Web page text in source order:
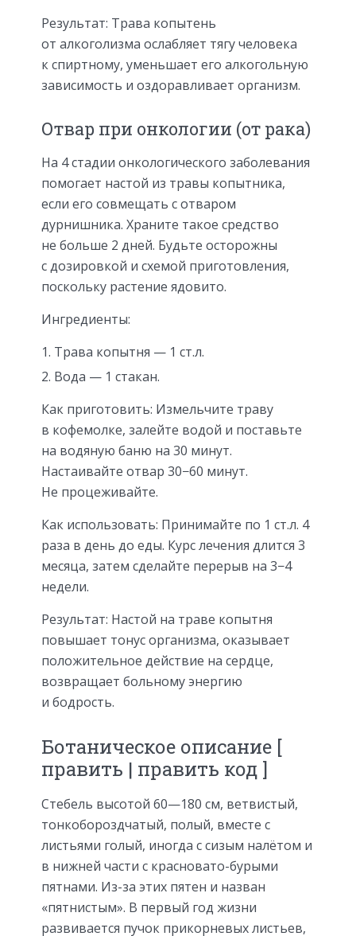
Результат: Трава копытень
от алкоголизма ослабляет тягу человека
к спиртному, уменьшает его алкогольную
зависимость и оздоравливает организм.
Отвар при онкологии (от рака)
На 4 стадии онкологического заболевания
помогает настой из травы копытника,
если его совмещать с отваром
дурнишника. Храните такое средство
не больше 2 дней. Будьте осторожны
с дозировкой и схемой приготовления,
поскольку растение ядовито.
Ингредиенты:
Трава копытня — 1 ст.л.
Вода — 1 стакан.
Как приготовить: Измельчите траву
в кофемолке, залейте водой и поставьте
на водяную баню на 30 минут.
Настаивайте отвар 30−60 минут.
Не процеживайте.
Как использовать: Принимайте по 1 ст.л. 4
раза в день до еды. Курс лечения длится 3
месяца, затем сделайте перерыв на 3−4
недели.
Результат: Настой на траве копытня
повышает тонус организма, оказывает
положительное действие на сердце,
возвращает больному энергию
и бодрость.
Ботаническое описание [
править | править код ]
Стебель высотой 60—180 см, ветвистый,
тонкобороздчатый, полый, вместе с
листьями голый, иногда с сизым налётом и
в нижней части с красновато-бурыми
пятнами. Из-за этих пятен и назван
«пятнистым». В первый год жизни
развивается пучок прикорневых листьев,